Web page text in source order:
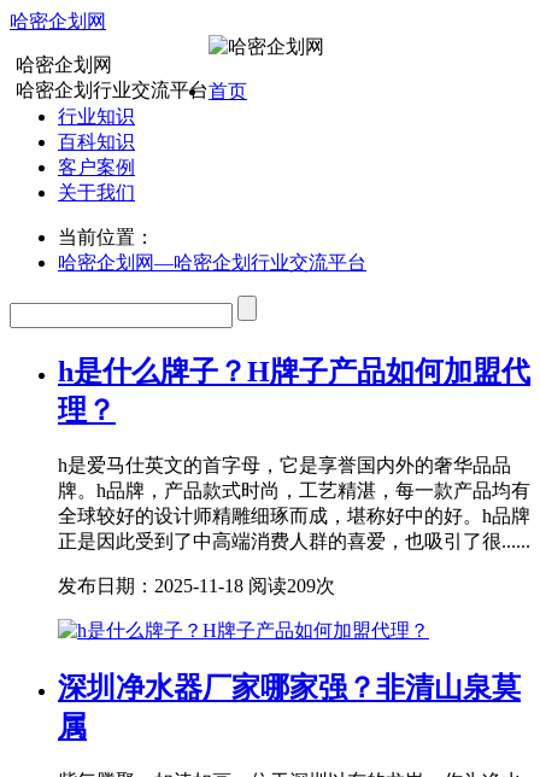
哈密企划网
哈密企划网
哈密企划行业交流平台首页
行业知识
百科知识
客户案例
关于我们
当前位置：
哈密企划网—哈密企划行业交流平台
h是什么牌子？H牌子产品如何加盟代
理？
h是爱马仕英文的首字母，它是享誉国内外的奢华品品
牌。h品牌，产品款式时尚，工艺精湛，每一款产品均有
全球较好的设计师精雕细琢而成，堪称好中的好。h品牌
正是因此受到了中高端消费人群的喜爱，也吸引了很......
发布日期：2025-11-18 阅读209次
深圳净水器厂家哪家强？非清山泉莫
属